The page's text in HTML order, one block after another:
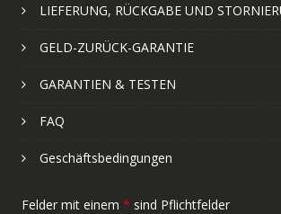
LIEFERUNG, RÜCKGABE UND
GELD-ZURÜCK-GARANTIE
GARANTIEN & TESTEN
FAQ
Geschäftsbedingungen
Felder mit einem * sind Pflichtfelder